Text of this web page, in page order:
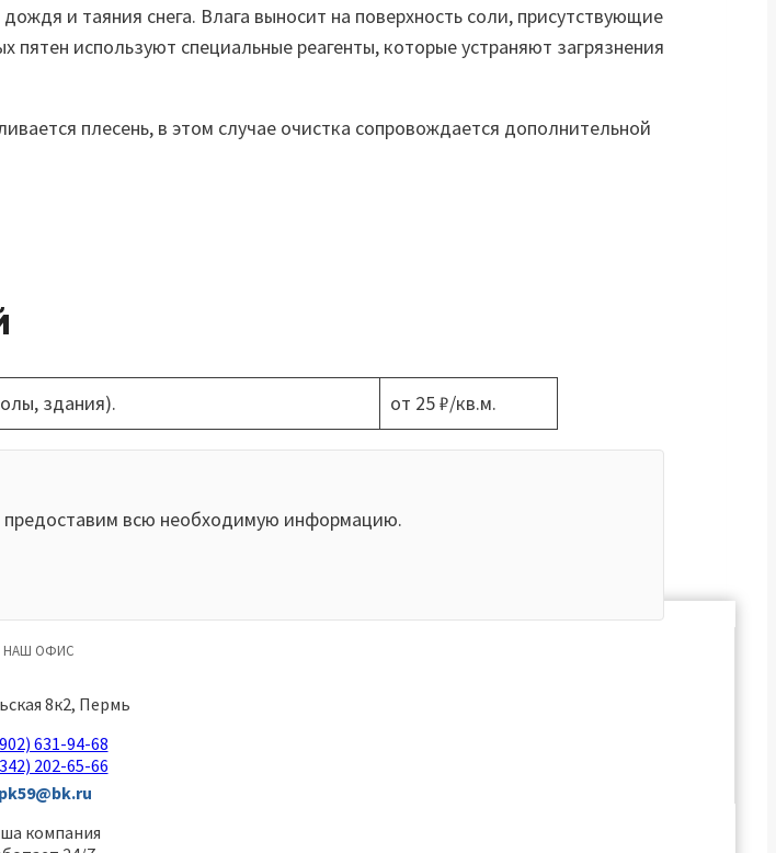
и таяния снега. Влага выносит на поверхность соли, присутствующие
используют специальные реагенты, которые устраняют загрязнения
плесень, в этом случае очистка сопровождается дополнительной
здания). от 25 ₽/кв.м.
предоставим всю необходимую информацию.
НАШ ОФИС
8к2, Пермь
631-94-68
202-65-66
компания